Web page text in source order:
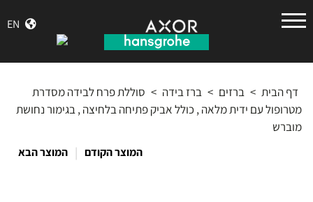
EN
גרואה
דף הבית > ברזים > ברז בידה > סוללת פרח לבידה מסדרת
מטרופול עם ידית מלאה , כולל אביק פתיחה בלחיצה , בגימור נחושת
מוברש
המוצר הקודם | המוצר הבא